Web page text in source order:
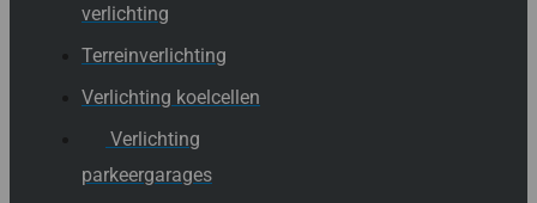
verlichting
Terreinverlichting
Verlichting koelcellen
Verlichting
parkeergarages